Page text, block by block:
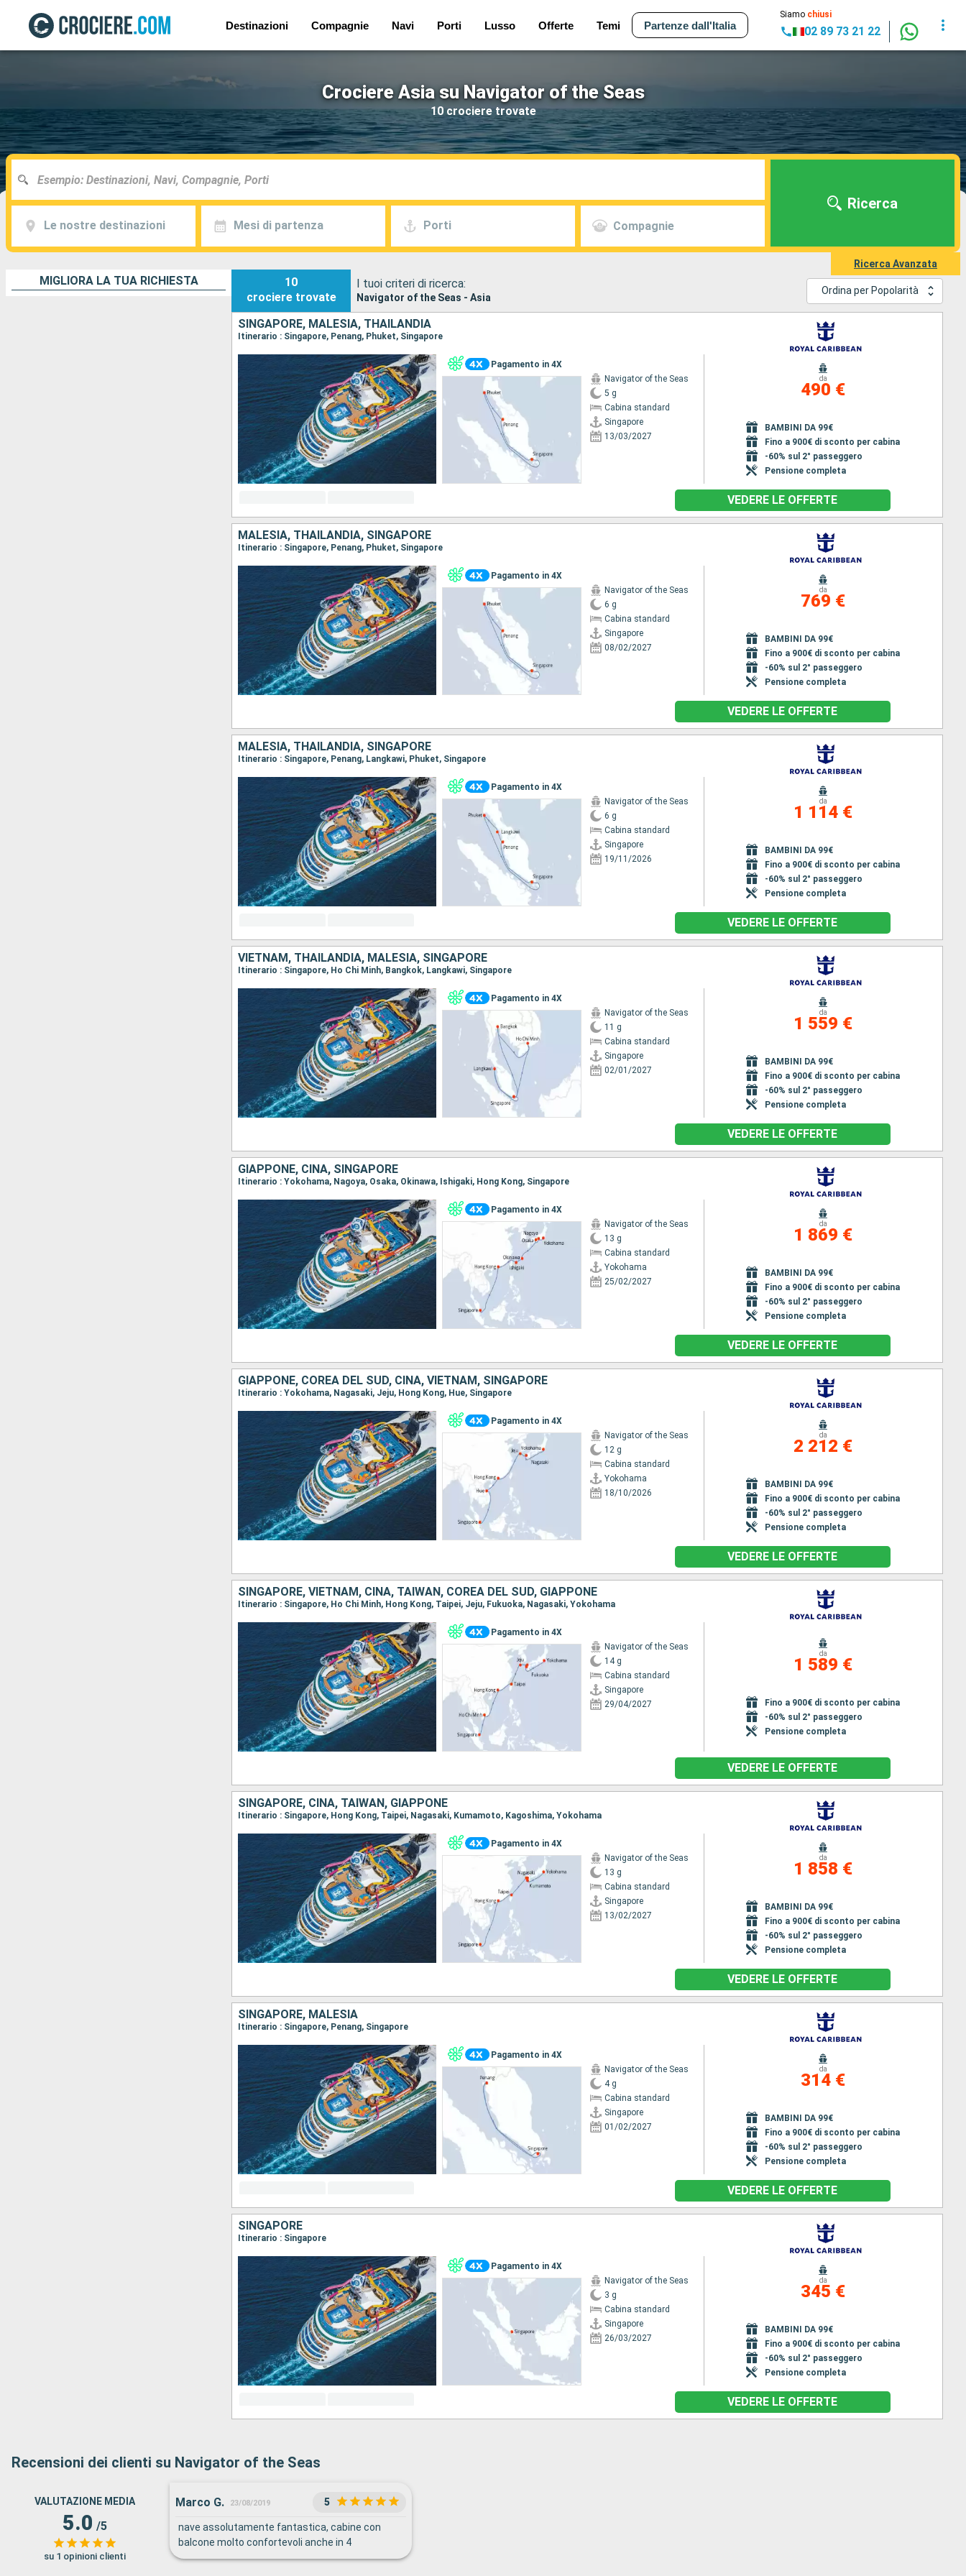
Destinazioni Compagnie Navi Porti Lusso Offerte Temi Partenze dall'Italia
Siamo chiusi
02 89 73 21 22
Crociere Asia su Navigator of the Seas
10 crociere trovate
Le nostre destinazioni Mesi di partenza Porti Compagnie
Ricerca
Ricerca Avanzata
MIGLIORA LA TUA RICHIESTA
10
crociere trovate
I tuoi criteri di ricerca:
Navigator of the Seas - Asia
Ordina per Popolarità
SINGAPORE, MALESIA, THAILANDIA
Itinerario : Singapore, Penang, Phuket, Singapore
Pagamento in 4X
Navigator of the Seas
5 g
Cabina standard
Singapore
13/03/2027
da
490 €
BAMBINI DA 99€
Fino a 900€ di sconto per cabina
-60% sul 2° passeggero
Pensione completa
VEDERE LE OFFERTE
MALESIA, THAILANDIA, SINGAPORE
Itinerario : Singapore, Penang, Phuket, Singapore
Pagamento in 4X
Navigator of the Seas
6 g
Cabina standard
Singapore
08/02/2027
da
769 €
BAMBINI DA 99€
Fino a 900€ di sconto per cabina
-60% sul 2° passeggero
Pensione completa
VEDERE LE OFFERTE
MALESIA, THAILANDIA, SINGAPORE
Itinerario : Singapore, Penang, Langkawi, Phuket, Singapore
Pagamento in 4X
Navigator of the Seas
6 g
Cabina standard
Singapore
19/11/2026
da
1 114 €
BAMBINI DA 99€
Fino a 900€ di sconto per cabina
-60% sul 2° passeggero
Pensione completa
VEDERE LE OFFERTE
VIETNAM, THAILANDIA, MALESIA, SINGAPORE
Itinerario : Singapore, Ho Chi Minh, Bangkok, Langkawi, Singapore
Pagamento in 4X
Navigator of the Seas
11 g
Cabina standard
Singapore
02/01/2027
da
1 559 €
BAMBINI DA 99€
Fino a 900€ di sconto per cabina
-60% sul 2° passeggero
Pensione completa
VEDERE LE OFFERTE
GIAPPONE, CINA, SINGAPORE
Itinerario : Yokohama, Nagoya, Osaka, Okinawa, Ishigaki, Hong Kong, Singapore
Pagamento in 4X
Navigator of the Seas
13 g
Cabina standard
Yokohama
25/02/2027
da
1 869 €
BAMBINI DA 99€
Fino a 900€ di sconto per cabina
-60% sul 2° passeggero
Pensione completa
VEDERE LE OFFERTE
GIAPPONE, COREA DEL SUD, CINA, VIETNAM, SINGAPORE
Itinerario : Yokohama, Nagasaki, Jeju, Hong Kong, Hue, Singapore
Pagamento in 4X
Navigator of the Seas
12 g
Cabina standard
Yokohama
18/10/2026
da
2 212 €
BAMBINI DA 99€
Fino a 900€ di sconto per cabina
-60% sul 2° passeggero
Pensione completa
VEDERE LE OFFERTE
SINGAPORE, VIETNAM, CINA, TAIWAN, COREA DEL SUD, GIAPPONE
Itinerario : Singapore, Ho Chi Minh, Hong Kong, Taipei, Jeju, Fukuoka, Nagasaki, Yokohama
Pagamento in 4X
Navigator of the Seas
14 g
Cabina standard
Singapore
29/04/2027
da
1 589 €
Fino a 900€ di sconto per cabina
-60% sul 2° passeggero
Pensione completa
VEDERE LE OFFERTE
SINGAPORE, CINA, TAIWAN, GIAPPONE
Itinerario : Singapore, Hong Kong, Taipei, Nagasaki, Kumamoto, Kagoshima, Yokohama
Pagamento in 4X
Navigator of the Seas
13 g
Cabina standard
Singapore
13/02/2027
da
1 858 €
BAMBINI DA 99€
Fino a 900€ di sconto per cabina
-60% sul 2° passeggero
Pensione completa
VEDERE LE OFFERTE
SINGAPORE, MALESIA
Itinerario : Singapore, Penang, Singapore
Pagamento in 4X
Navigator of the Seas
4 g
Cabina standard
Singapore
01/02/2027
da
314 €
BAMBINI DA 99€
Fino a 900€ di sconto per cabina
-60% sul 2° passeggero
Pensione completa
VEDERE LE OFFERTE
SINGAPORE
Itinerario : Singapore
Pagamento in 4X
Navigator of the Seas
3 g
Cabina standard
Singapore
26/03/2027
da
345 €
BAMBINI DA 99€
Fino a 900€ di sconto per cabina
-60% sul 2° passeggero
Pensione completa
VEDERE LE OFFERTE
Recensioni dei clienti su Navigator of the Seas
VALUTAZIONE MEDIA
5.0 /5
su 1 opinioni clienti
Marco G. 23/08/2019 5
nave assolutamente fantastica, cabine con
balcone molto confortevoli anche in 4